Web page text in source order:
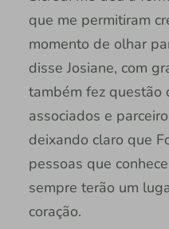
que me permitiram
momento de olhar
disse Josiane, com
também fez questão
associados e
deixando claro que
pessoas que
sempre terão um
coração.